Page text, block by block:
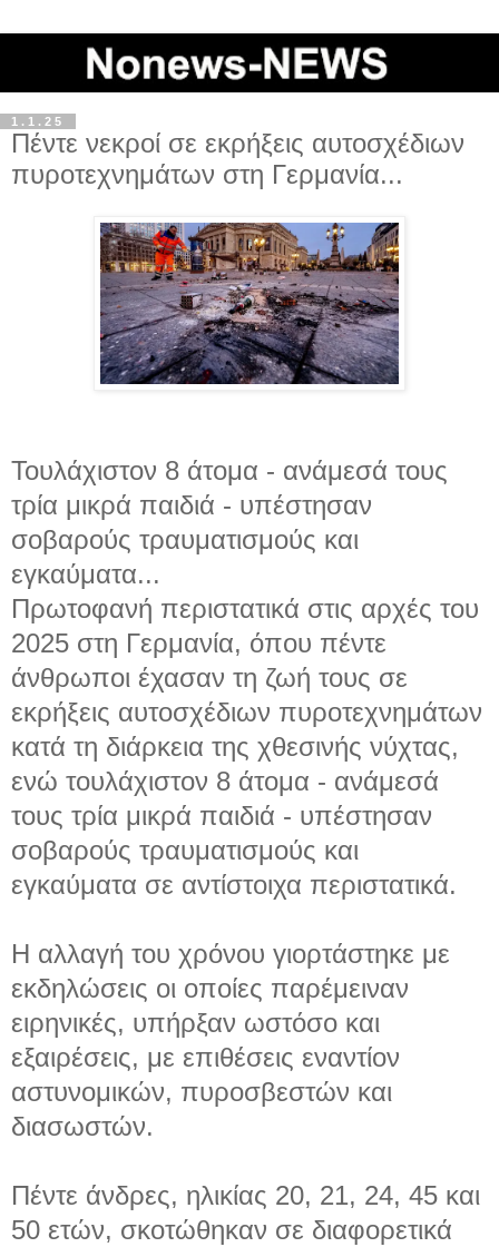
1.1.25
Πέντε νεκροί σε εκρήξεις αυτοσχέδιων
πυροτεχνημάτων στη Γερμανία...
Τουλάχιστον 8 άτομα - ανάμεσά τους
τρία μικρά παιδιά - υπέστησαν
σοβαρούς τραυματισμούς και
εγκαύματα...
Πρωτοφανή περιστατικά στις αρχές του
2025 στη Γερμανία, όπου πέντε
άνθρωποι έχασαν τη ζωή τους σε
εκρήξεις αυτοσχέδιων πυροτεχνημάτων
κατά τη διάρκεια της χθεσινής νύχτας,
ενώ τουλάχιστον 8 άτομα - ανάμεσά
τους τρία μικρά παιδιά - υπέστησαν
σοβαρούς τραυματισμούς και
εγκαύματα σε αντίστοιχα περιστατικά.
Η αλλαγή του χρόνου γιορτάστηκε με
εκδηλώσεις οι οποίες παρέμειναν
ειρηνικές, υπήρξαν ωστόσο και
εξαιρέσεις, με επιθέσεις εναντίον
αστυνομικών, πυροσβεστών και
διασωστών.
Πέντε άνδρες, ηλικίας 20, 21, 24, 45 και
50 ετών, σκοτώθηκαν σε διαφορετικά